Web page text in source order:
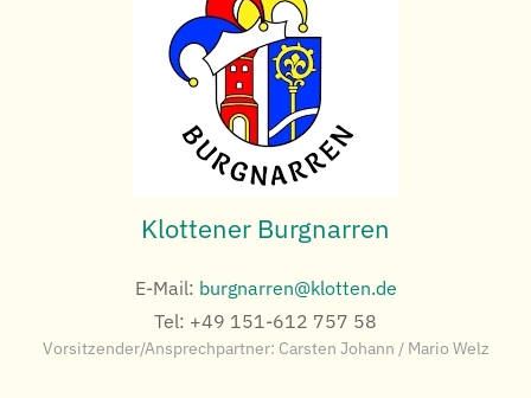
Klottener Burgnarren
E-Mail: burgnarren@klotten.de
Tel: +49 151-612 757 58
Vorsitzender/Ansprechpartner: Carsten Johann / Mario Welz